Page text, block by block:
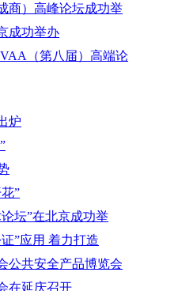
商）高峰论坛成功举
成功举办
（第八届）高端论
炉
”
坛”在北京成功举
”应用 着力打造
公共安全产品博览会
在延庆召开